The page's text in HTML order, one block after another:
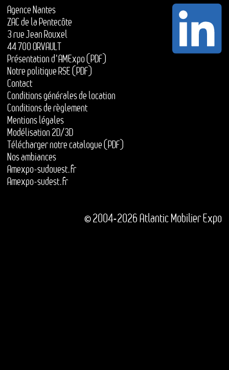
Agence Nantes
ZAC de la Pentecôte
3 rue Jean Rouxel
44 700 ORVAULT
Présentation d'AMExpo (PDF)
Notre politique RSE (PDF)
Contact
Conditions générales de location
Conditions de règlement
Mentions légales
Modélisation 2D/3D
Télécharger notre catalogue (PDF)
Nos ambiances
Amexpo-sudouest.fr
Amexpo-sudest.fr
© 2004-2026 Atlantic Mobilier Expo